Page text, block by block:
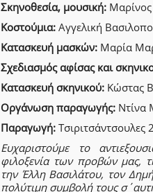
Σκηνοθεσία, μουσική:
Κοστούμια: Αγγελική
Κατασκευή μασκών: Μαρία
Σχεδιασμός αφίσας και
Κατασκευή σκηνικού: Κώστας
Οργάνωση παραγωγής: Ντίνα
Παραγωγή: Τσιριτσάντσουλες
Ευχαριστούμε το
φιλοξενία των προβών μας,
την Έλλη Βασιλάτου, τον
πολύτιμη συμβολή τους